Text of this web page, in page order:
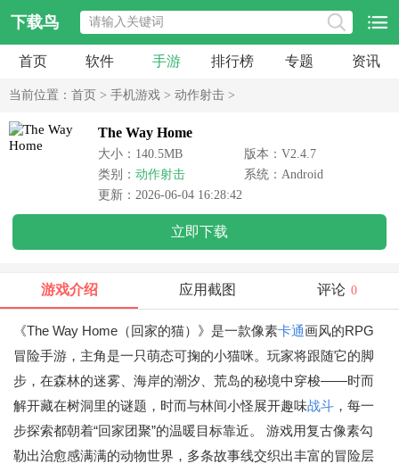
下载鸟
首页 软件 手游 排行榜 专题 资讯
当前位置： 首页 > 手机游戏 > 动作射击 >
The Way Home
大小：140.5MB
版本：V2.4.7
类别： 动作射击
系统：Android
更新：2026-06-04 16:28:42
立即下载
游戏介绍 应用截图 评论 0
《The Way Home（回家的猫）》是一款像素卡通画风的RPG
冒险手游，主角是一只萌态可掬的小猫咪。玩家将跟随它的脚
步，在森林的迷雾、海岸的潮汐、荒岛的秘境中穿梭——时而
解开藏在树洞里的谜题，时而与林间小怪展开趣味战斗 ，每一
步探索都朝着“回家团聚”的温暖目标靠近。 游戏用复古像素勾
勒出治愈感满满的动物世界，多条故事线交织出丰富的冒险层